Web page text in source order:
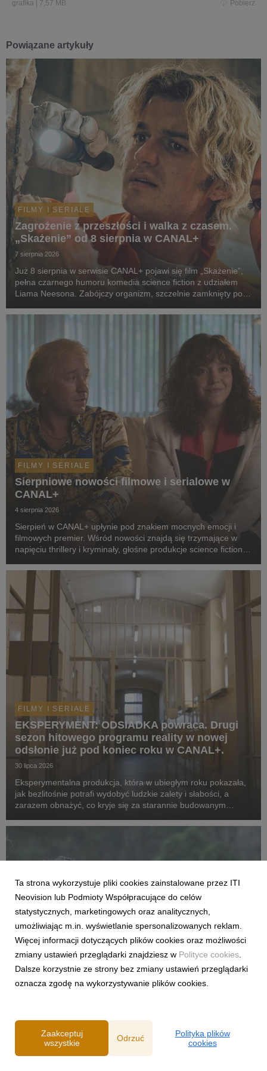
grafika 7,57 MB Pobierz
Powiązane artykuły
FILMY I SERIALE
Zagrożenie z przeszłości i walka z czasem.
„Skażenie” od 8 sierpnia w CANAL+
7 sierpnia 2026
Już 8 sierpnia w serwisie CANAL+ pojawi się film „Skażenie”,
pełna czarnego humoru komedia science fiction z udziałem
Liama Neesona. Zabójczy organizm, szczelnie zamknięty pod
nadzieją ludzkości staje się dwoje spóźni...
FILMY I SERIALE
Sierpniowe nowości filmowe i serialowe w
CANAL+
4 sierpnia 2026
Sierpień w CANAL+ upłynie pod znakiem mocnych emocji i
filmowych premier. Wśród nowości znajdą się trzymające w
napięciu thrillery i kryminały, głośne produkcje science fiction,
Widzowie zobaczą m.in. serial „Skażeni...
FILMY I SERIALE
EKSPERYMENT: ODSIADKA powraca. Drugi
sezon hitowego programu reality w nowej
odsłonie już pod koniec roku w CANAL+.
30 lipca 2026
Eksperymentalna produkcja, która w ubiegłym roku pokazała,
jak bezlitośnie potrafi wydobyć ludzkie zalety i słabości, a
zarazem obnażyć, co kryje się za starannie budowanym
razem za więzienne kraty trafią kobiety. ...
FILMY I SERIALE
Premiera pierwszego odcinka trzeciego
27 lipca 2026
Już dziś polscy fani kultowego uniwersum żywych trupów
zobaczą nowe przygody Maggie i Negana. Od 27 lipca w
Ta strona wykorzystuje pliki cookies zainstalowane przez ITI
Neovision lub Podmioty Współpracujące do celów
statystycznych, marketingowych oraz analitycznych,
umożliwiając m.in. wyświetlanie spersonalizowanych reklam.
Więcej informacji dotyczących plików cookies oraz możliwości
zmiany ustawień przeglądarki znajdziesz w Polityce cookies
Dalsze korzystnie ze strony bez zmiany ustawień przeglądarki
oznacza zgodę na wykorzystywanie plików cookies.
Zaakceptuj
wszystkie
Odrzuć
Polityka plików
cookies